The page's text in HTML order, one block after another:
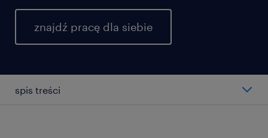
znajdź pracę dla siebie
spis treści